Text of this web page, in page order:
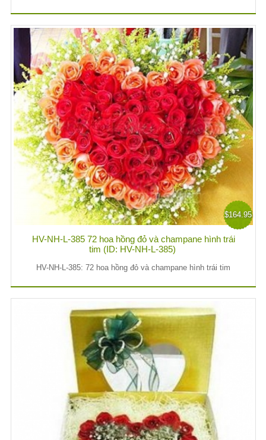
$164.95
HV-NH-L-385 72 hoa hồng đỏ và champane hình trái
tim (ID: HV-NH-L-385)
HV-NH-L-385: 72 hoa hồng đỏ và champane hình trái tim